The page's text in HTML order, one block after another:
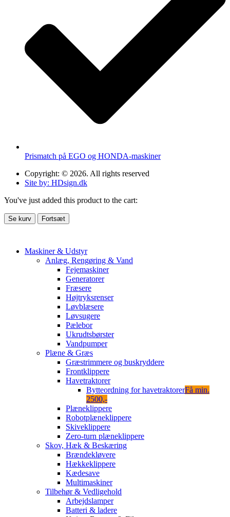
Prismatch på EGO og HONDA-maskiner
Copyright: © 2026. All rights reserved
Site by: HDsign.dk
You've just added this product to the cart:
Se kurv Fortsæt
Maskiner & Udstyr
Anlæg, Rengøring & Vand
Fejemaskiner
Generatorer
Fræsere
Højtryksrenser
Løvblæsere
Løvsugere
Pælebor
Ukrudtsbørster
Vandpumper
Plæne & Græs
Græstrimmere og buskryddere
Frontklippere
Havetraktorer
Bytteordning for havetraktorerFå min.
2500,-
Plæneklippere
Robotplæneklippere
Skiveklippere
Zero-turn plæneklippere
Skov, Hæk & Beskæring
Brændekløvere
Hækkeklippere
Kædesave
Multimaskiner
Tilbehør & Vedligehold
Arbejdslamper
Batteri & ladere